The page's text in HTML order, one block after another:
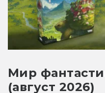
Мир
(август 2026)